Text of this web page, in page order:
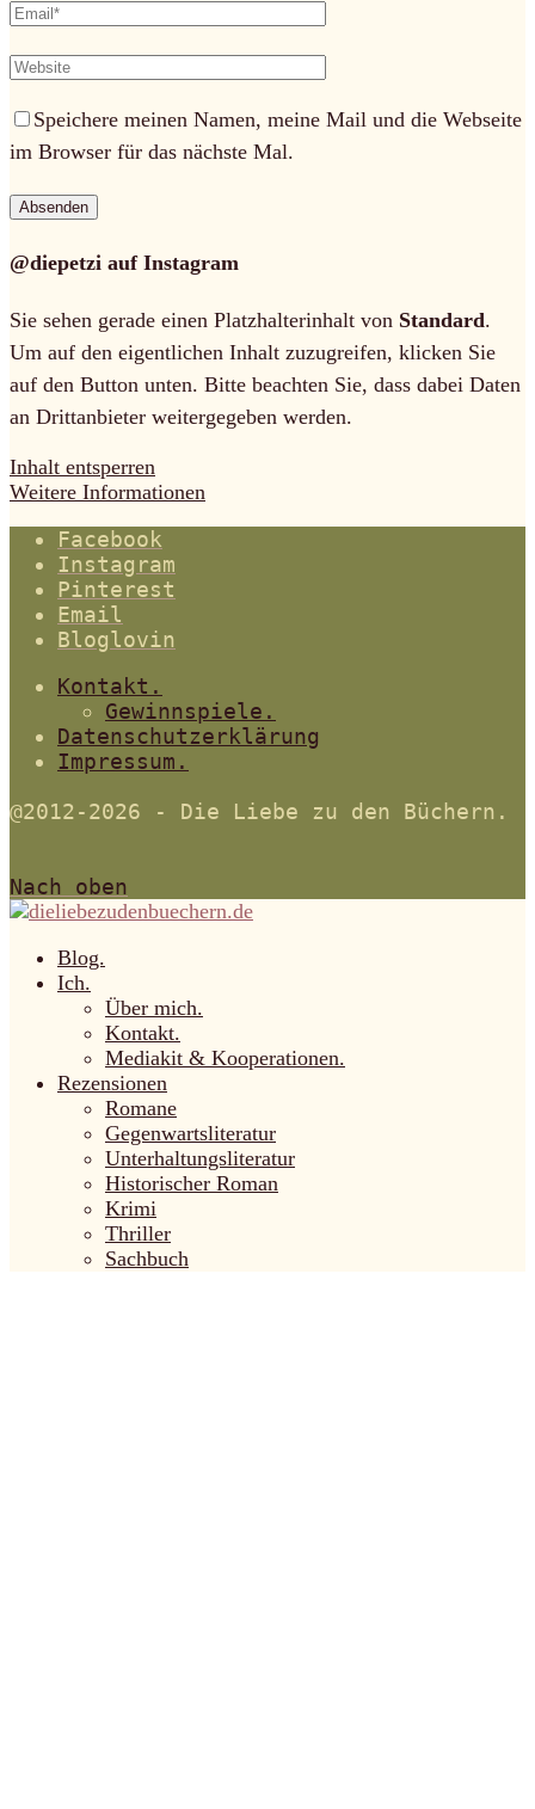
Speichere meinen Namen, meine Mail und die Webseite
im Browser für das nächste Mal.
@diepetzi auf Instagram
Sie sehen gerade einen Platzhalterinhalt von Standard.
Um auf den eigentlichen Inhalt zuzugreifen, klicken Sie
auf den Button unten. Bitte beachten Sie, dass dabei Daten
an Drittanbieter weitergegeben werden.
Inhalt entsperren
Weitere Informationen
Facebook
Instagram
Pinterest
Email
Bloglovin
Kontakt.
Gewinnspiele.
Datenschutzerklärung
Impressum.
@2012-2026 - Die Liebe zu den Büchern.
Nach oben
Blog.
Ich.
Über mich.
Kontakt.
Mediakit & Kooperationen.
Rezensionen
Romane
Gegenwartsliteratur
Unterhaltungsliteratur
Historischer Roman
Krimi
Thriller
Sachbuch